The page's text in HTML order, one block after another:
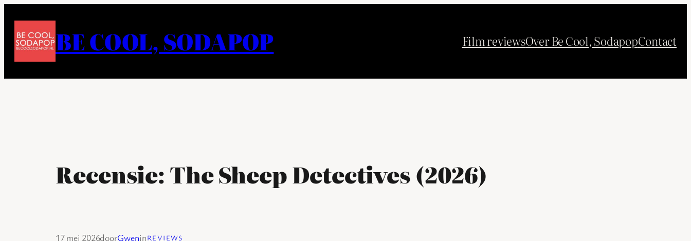
de
BE COOL, SODAPOP Film reviewsOver Be Cool, SodapopContact
Recensie: The Sheep Detectives (2026)
17 mei 2026doorGweninREVIEWS